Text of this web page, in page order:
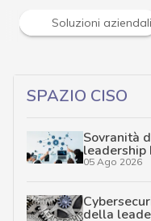
Soluzioni aziendali
SPAZIO CISO
Sovranità
leadership
05 Ago 2026
della